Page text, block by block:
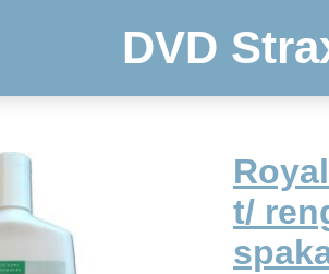
DVD
t/